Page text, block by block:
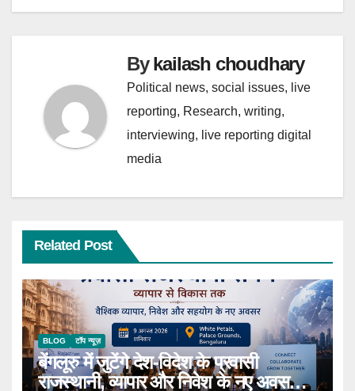
o p
Bykailash choudhary
Political news, social issues, live
reporting, Research, writing,
interviewing, live reporting digital
media
Related Post
BLOG टॉप न्यूज़
बेंगलूरु में जुटेंगे देश-विदेश के प्रवासी
राजस्थानी, व्यापार और निवेश के नए अवसरों